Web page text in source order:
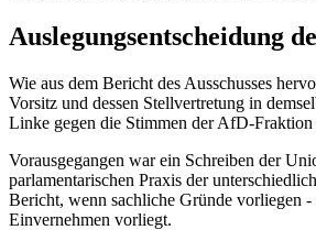
Auslegungsentscheidung
Wie aus dem Bericht des Ausschusses
Vorsitz und dessen Stellvertretung in
Linke gegen die Stimmen der AfD-Fraktion
Vorausgegangen war ein Schreiben der
parlamentarischen Praxis der
Bericht, wenn sachliche Gründe vorliegen
Einvernehmen vorliegt.